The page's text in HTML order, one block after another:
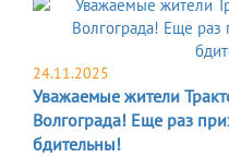
24.11.2025
Уважаемые жители
Волгограда! Еще раз
бдительны!